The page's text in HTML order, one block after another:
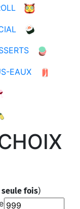
EAUX
seule fois)